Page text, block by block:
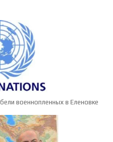
военнопленных в Еленовке